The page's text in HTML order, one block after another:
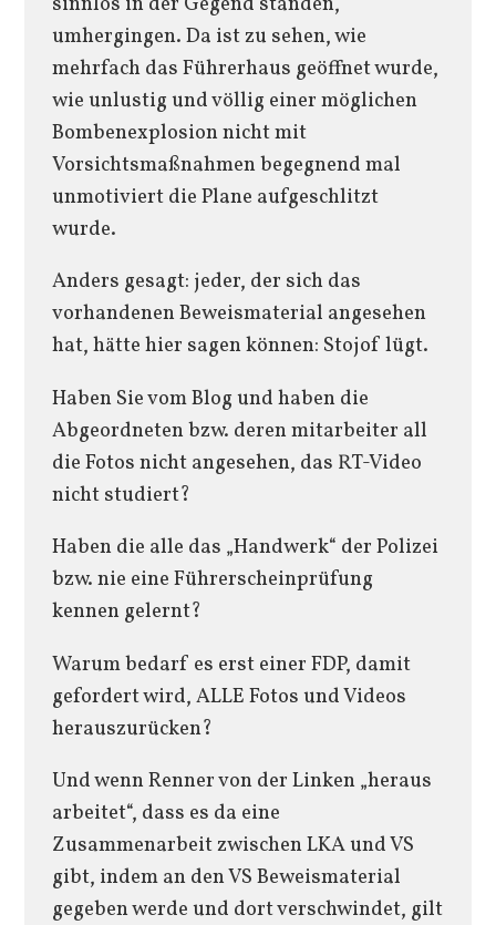
umhergingen. Da ist zu sehen, wie
mehrfach das Führerhaus geöffnet wurde,
wie unlustig und völlig einer möglichen
Bombenexplosion nicht mit
Vorsichtsmaßnahmen begegnend mal
unmotiviert die Plane aufgeschlitzt
wurde.
Anders gesagt: jeder, der sich das
vorhandenen Beweismaterial angesehen
hat, hätte hier sagen können: Stojof lügt.
Haben Sie vom Blog und haben die
Abgeordneten bzw. deren mitarbeiter all
die Fotos nicht angesehen, das RT-Video
nicht studiert?
Haben die alle das „Handwerk“ der Polizei
bzw. nie eine Führerscheinprüfung
kennen gelernt?
Warum bedarf es erst einer FDP, damit
gefordert wird, ALLE Fotos und Videos
herauszurücken?
Und wenn Renner von der Linken „heraus
arbeitet“, dass es da eine
Zusammenarbeit zwischen LKA und VS
gibt, indem an den VS Beweismaterial
gegeben werde und dort verschwindet, gilt